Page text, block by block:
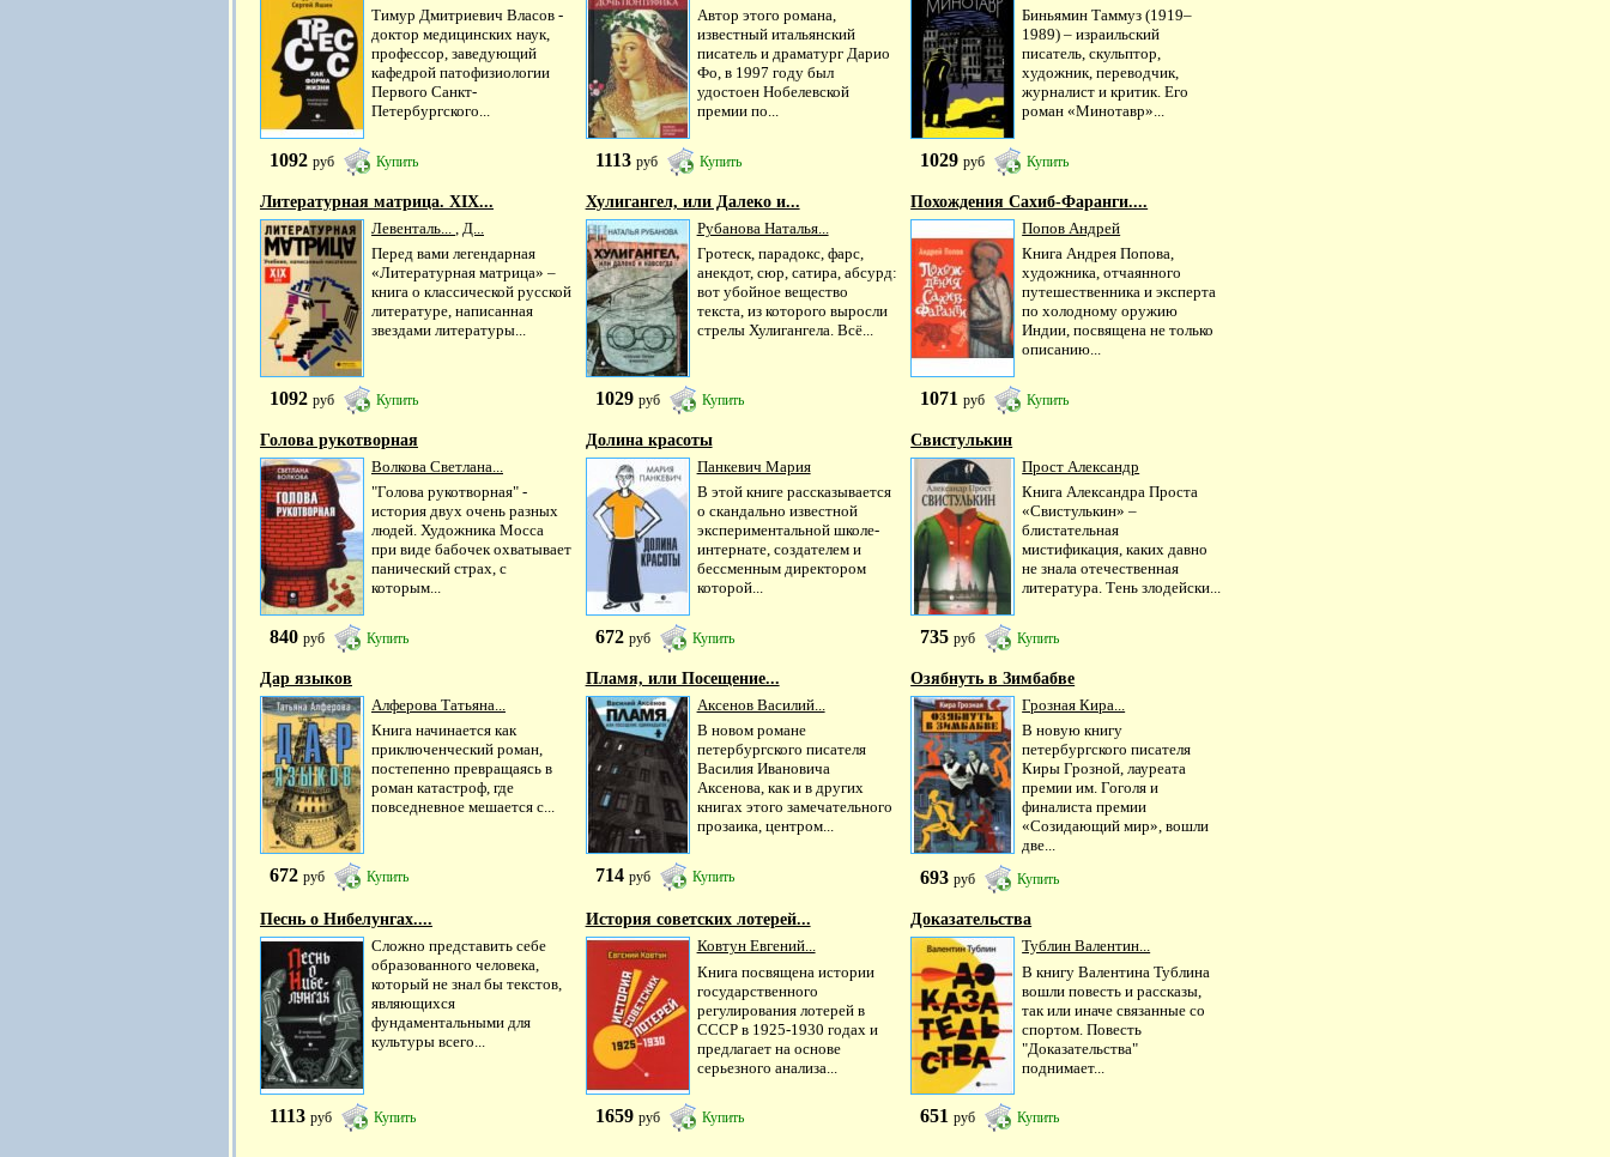
Тимур Дмитриевич Власов -
доктор медицинских наук,
профессор, заведующий
кафедрой патофизиологии
Первого Санкт-
Петербургского...
1092 руб Купить
Автор этого романа,
известный итальянский
писатель и драматург Дарио
Фо, в 1997 году был
удостоен Нобелевской
премии по...
1113 руб Купить
Биньямин Таммуз (1919–
1989) – израильский
писатель, скульптор,
художник, переводчик,
журналист и критик. Его
роман «Минотавр»...
1029руб Купить
Литературная матрица. ХIХ...
Левенталь... , Д...
Перед вами легендарная
«Литературная матрица» –
книга о классической русской
литературе, написанная
звездами литературы...
1092 руб Купить
Хулигангел, или Далеко и...
Рубанова Наталья...
Гротеск, парадокс, фарс,
анекдот, сюр, сатира, абсурд:
вот убойное вещество
текста, из которого выросли
стрелы Хулигангела. Всё...
1029 руб Купить
Похождения Сахиб-Фаранги....
Попов Андрей
Книга Андрея Попова,
художника, отчаянного
путешественника и эксперта
по холодному оружию
Индии, посвящена не только
описанию...
1071руб Купить
Голова рукотворная
Волкова Светлана...
"Голова рукотворная" -
история двух очень разных
людей. Художника Мосса
при виде бабочек охватывает
панический страх, с
которым...
840 руб Купить
Долина красоты
Панкевич Мария
В этой книге рассказывается
о скандально известной
экспериментальной школе-
интернате, создателем и
бессменным директором
которой...
672 руб Купить
Свистулькин
Прост Александр
Книга Александра Проста
«Свистулькин» –
блистательная
мистификация, каких давно
не знала отечественная
литература. Тень злодейски...
735руб Купить
Дар языков
Алферова Татьяна...
Книга начинается как
приключенческий роман,
постепенно превращаясь в
роман катастроф, где
повседневное мешается с...
672 руб Купить
Пламя, или Посещение...
Аксенов Василий...
В новом романе
петербургского писателя
Василия Ивановича
Аксенова, как и в других
книгах этого замечательного
прозаика, центром...
714 руб Купить
Озябнуть в Зимбабве
Грозная Кира...
В новую книгу
петербургского писателя
Киры Грозной, лауреата
премии им. Гоголя и
финалиста премии
«Созидающий мир», вошли
две...
693руб Купить
Песнь о Нибелунгах....
Сложно представить себе
образованного человека,
который не знал бы текстов,
являющихся
фундаментальными для
культуры всего...
1113 руб Купить
История советских лотерей...
Ковтун Евгений...
Книга посвящена истории
государственного
регулирования лотерей в
СССР в 1925-1930 годах и
предлагает на основе
серьезного анализа...
1659 руб Купить
Доказательства
Тублин Валентин...
В книгу Валентина Тублина
вошли повесть и рассказы,
так или иначе связанные со
спортом. Повесть
"Доказательства"
поднимает...
651руб Купить